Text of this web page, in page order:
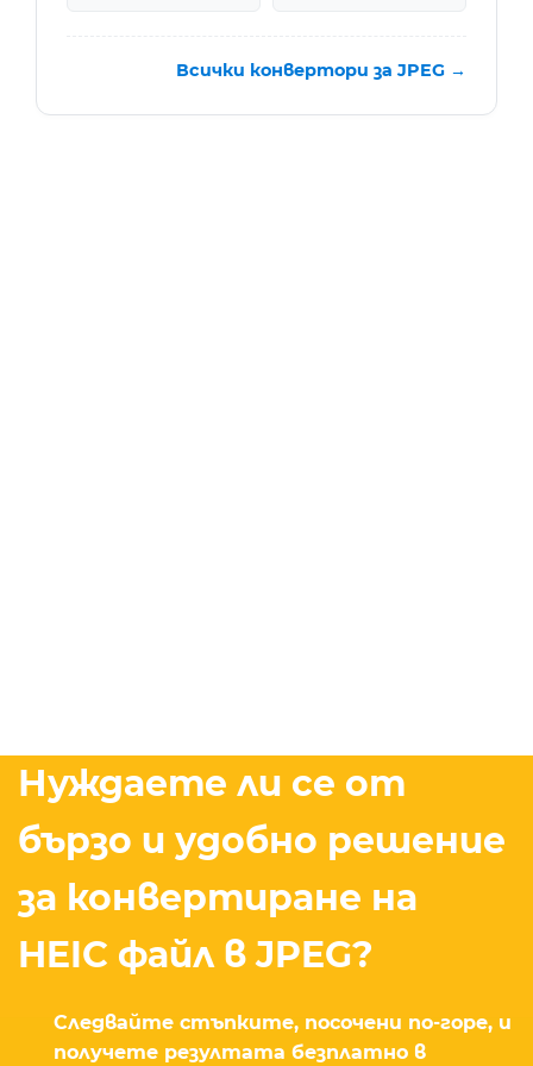
Всички конвертори за JPEG →
Нуждаете ли се от
бързо и удобно решение
за конвертиране на
HEIC файл в JPEG?
Следвайте стъпките, посочени по-горе, и
получете резултата безплатно в